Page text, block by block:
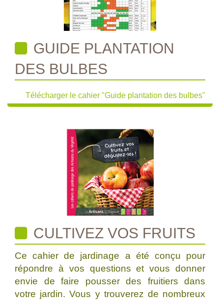
GUIDE PLANTATION
DES BULBES
Télécharger le cahier "Guide plantation des bulbes"
CULTIVEZ VOS FRUITS
Ce cahier de jardinage a été conçu pour
répondre à vos questions et vous donner
envie de faire pousser des fruitiers dans
votre jardin. Vous y trouverez de nombreux